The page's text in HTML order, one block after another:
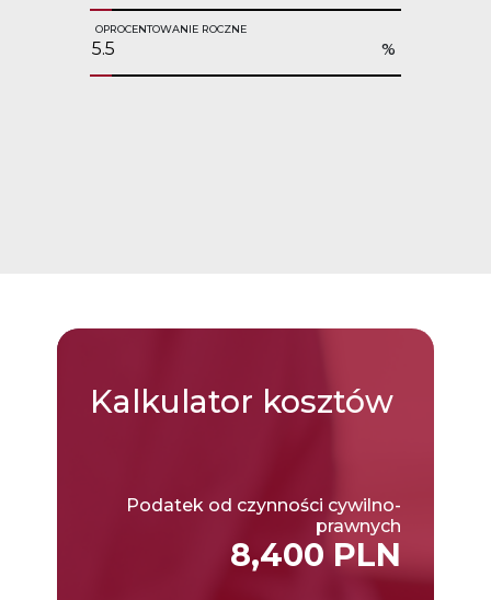
OPROCENTOWANIE ROCZNE
%
Kalkulator kosztów
Podatek od czynności cywilno-
prawnych
8,400 PLN